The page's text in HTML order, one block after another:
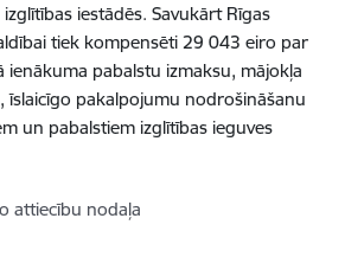
iestādēs. Savukārt Rīgas
tiek kompensēti 29 043 eiro par
ienākuma pabalstu izmaksu, mājokļa
īslaicīgo pakalpojumu nodrošināšanu
un pabalstiem izglītības ieguves
attiecību nodaļa